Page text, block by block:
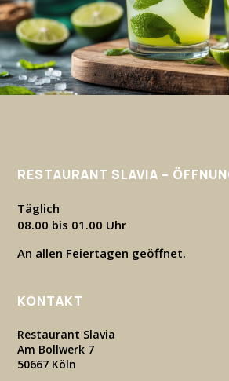
RESTAURANT SLAVIA –
Täglich
08.00 bis 01.00 Uhr
An allen Feiertagen geöffnet.
KONTAKT
Restaurant Slavia
Am Bollwerk 7
50667 Köln